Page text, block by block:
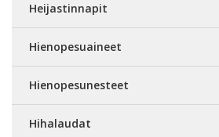
Heijastinnapit
Hienopesuaineet
Hienopesunesteet
Hihalaudat